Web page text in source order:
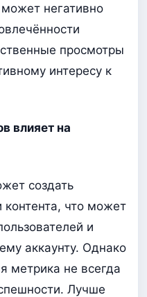
может негативно
просмотры
интересу к
влияет на
создать
контента, что может
и
аккаунту. Однако
метрика не всегда
Лучше